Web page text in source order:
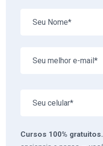
Cursos 100% gratuitos.